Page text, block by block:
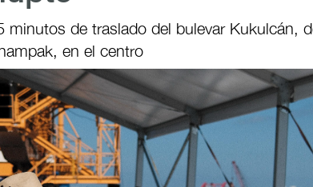
minutos de traslado del bulevar Kukulcán,
en el centro